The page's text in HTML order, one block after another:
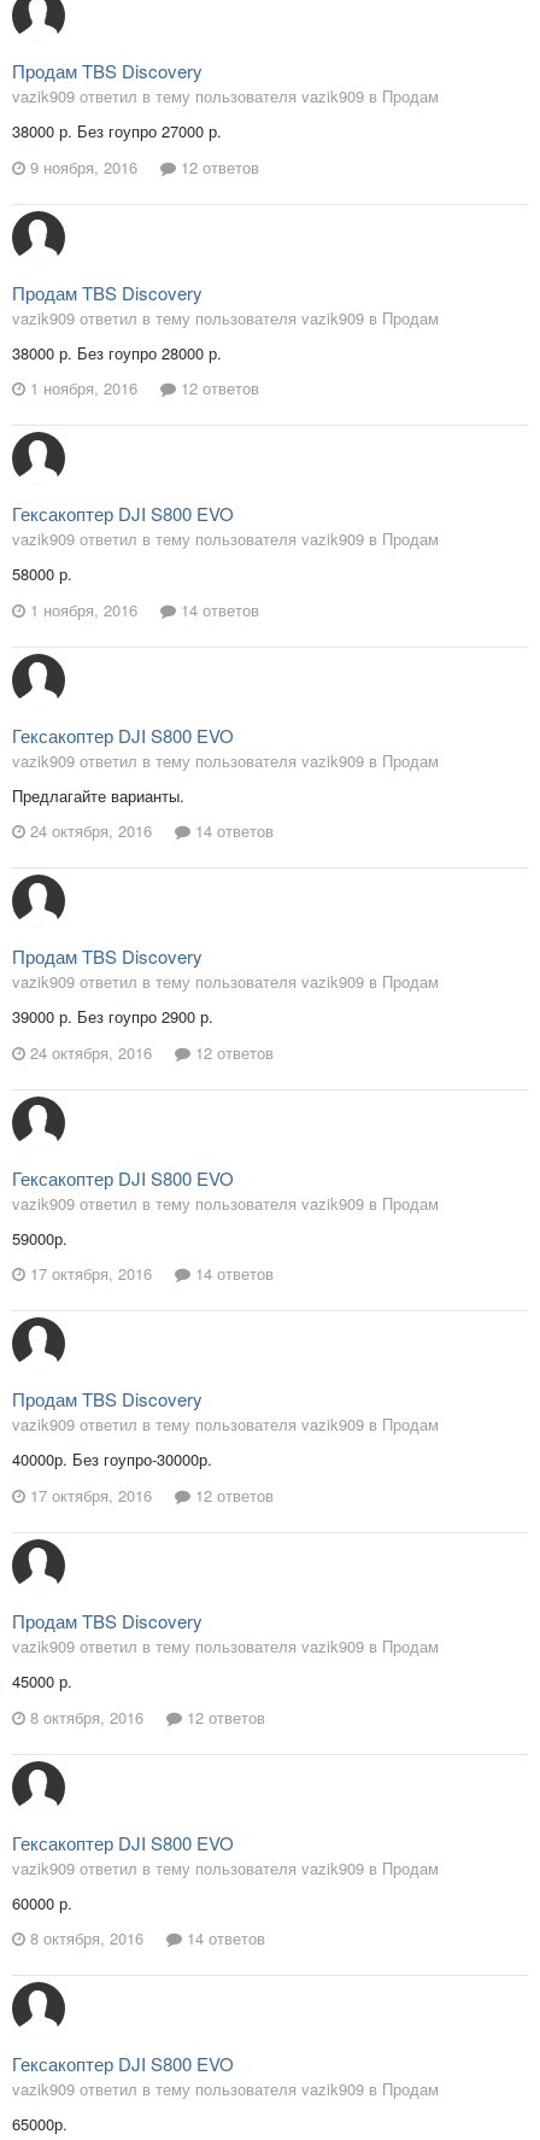
Продам TBS Discovery
vazik909 ответил в тему пользователя vazik909 в Продам
38000 р. Без гоупро 27000 р.
9 ноября, 2016
12 ответов
Продам TBS Discovery
vazik909 ответил в тему пользователя vazik909 в Продам
38000 р. Без гоупро 28000 р.
1 ноября, 2016
12 ответов
Гексакоптер DJI S800 EVO
vazik909 ответил в тему пользователя vazik909 в Продам
58000 р.
1 ноября, 2016
14 ответов
Гексакоптер DJI S800 EVO
vazik909 ответил в тему пользователя vazik909 в Продам
Предлагайте варианты.
24 октября, 2016
14 ответов
Продам TBS Discovery
vazik909 ответил в тему пользователя vazik909 в Продам
39000 р. Без гоупро 2900 р.
24 октября, 2016
12 ответов
Гексакоптер DJI S800 EVO
vazik909 ответил в тему пользователя vazik909 в Продам
59000р.
17 октября, 2016
14 ответов
Продам TBS Discovery
vazik909 ответил в тему пользователя vazik909 в Продам
40000р. Без гоупро-30000р.
17 октября, 2016
12 ответов
Продам TBS Discovery
vazik909 ответил в тему пользователя vazik909 в Продам
45000 р.
8 октября, 2016
12 ответов
Гексакоптер DJI S800 EVO
vazik909 ответил в тему пользователя vazik909 в Продам
60000 р.
8 октября, 2016
14 ответов
Гексакоптер DJI S800 EVO
vazik909 ответил в тему пользователя vazik909 в Продам
65000р.